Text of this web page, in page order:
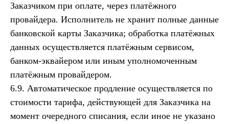
Заказчиком при оплате, через платёжного
провайдера. Исполнитель не хранит полные данные
банковской карты Заказчика; обработка платёжных
данных осуществляется платёжным сервисом,
банком-эквайером или иным уполномоченным
платёжным провайдером.
6.9. Автоматическое продление осуществляется по
стоимости тарифа, действующей для Заказчика на
момент очередного списания, если иное не указано